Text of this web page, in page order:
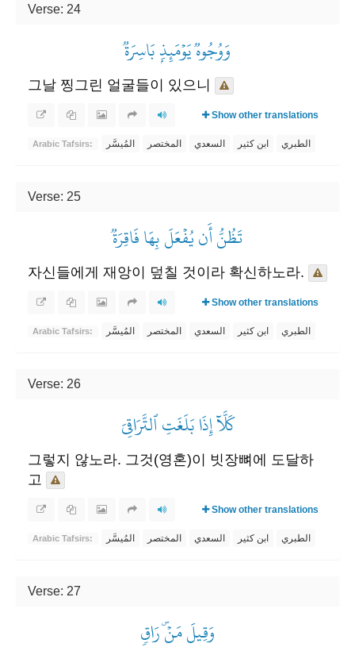
Verse: 24
وَوُجُوهٞ يَوۡمَئِذِۭ بَاسِرَةٞ
그날 찡그린 얼굴들이 있으니
Show other translations
Arabic Tafsirs: المُيسَّر المختصر السعدي ابن كثير الطبري
Verse: 25
تَظُنُّ أَن يُفۡعَلَ بِهَا فَاقِرَةٞ
자신들에게 재앙이 덮칠 것이라 확신하노라.
Show other translations
Arabic Tafsirs: المُيسَّر المختصر السعدي ابن كثير الطبري
Verse: 26
كَلَّآ إِذَا بَلَغَتِ ٱلتَّرَاقِيَ
그렇지 않노라. 그것(영혼)이 빗장뼈에 도달하
고
Show other translations
Arabic Tafsirs: المُيسَّر المختصر السعدي ابن كثير الطبري
Verse: 27
وَقِيلَ مَنۡۜ رَاقٖ